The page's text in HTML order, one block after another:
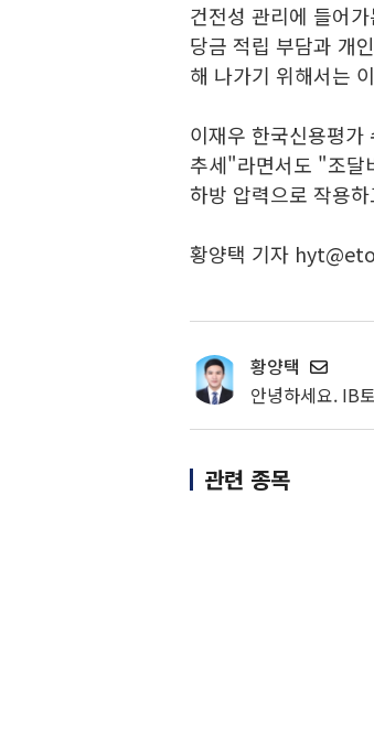
건전성 관리에 들어
당금 적립 부담과 개
해 나가기 위해서는
이재우 한국신용평
추세"라면서도 "조달
하방 압력으로 작용
황양택 기자
황양택
안녕하세요. IB
관련 종목